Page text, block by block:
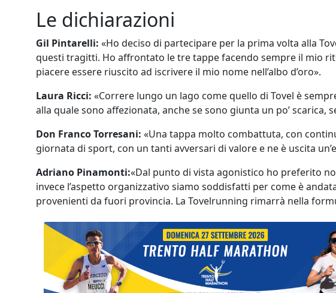
Le dichiarazioni
Gil Pintarelli: «Ho deciso di partecipare per la prima volta alla
questi tragitti. Ho affrontato le tre tappe facendo sempre il mio
piacere essere riuscito ad iscrivere il mio nome nell’albo d’oro».
Laura Ricci: «Correre lungo un lago come quello di Tovel è
alla quale sono affezionata, anche se sono giunta un po’
Don Franco Torresani: «Una tappa molto combattuta, con
giornata di sport, con un tanti avversari di valore e ne è uscita
Adriano Pinamonti:«Dal punto di vista agonistico ho preferito
invece l’aspetto organizzativo siamo soddisfatti per come è
provenienti da fuori provincia. La Tovelrunning rimarrà nella